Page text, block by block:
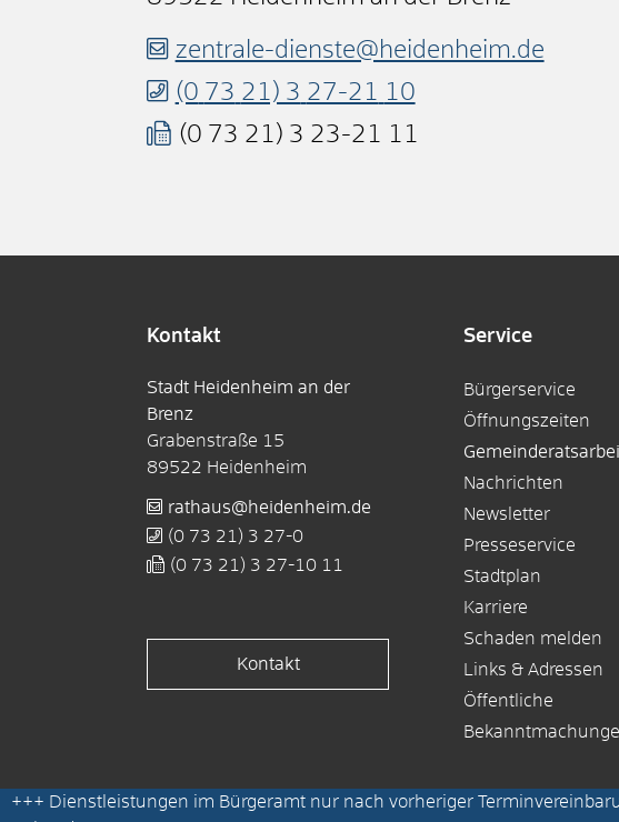
zentrale-dienste@heidenheim.de
(0 73 21) 3 27-21 10
(0 73 21) 3 23-21 11
Kontakt
Stadt Heidenheim an der
Brenz
Grabenstraße 15
89522 Heidenheim
rathaus@heidenheim.de
(0 73 21) 3 27-0
(0 73 21) 3 27-10 11
Kontakt
Service
Bürgerservice
Öffnungszeiten
Nachrichten
Newsletter
Presseservice
Stadtplan
Karriere
Schaden melden
Links & Adressen
Öffentliche
+++ Dienstleistungen im Bürgeramt nur nach vorheriger